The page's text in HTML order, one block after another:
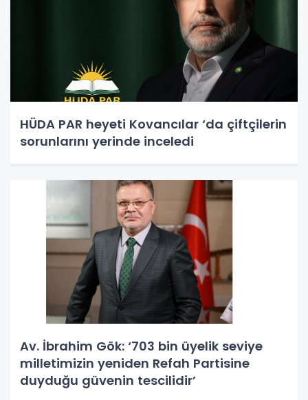
HÜDA PAR heyeti Kovancılar ‘da çiftçilerin
sorunlarını yerinde inceledi
Av. İbrahim Gök: ‘703 bin üyelik seviye
milletimizin yeniden Refah Partisine
duyduğu güvenin tescilidir’